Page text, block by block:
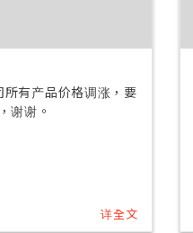
有产品价格调涨，要
谢谢。
详全文